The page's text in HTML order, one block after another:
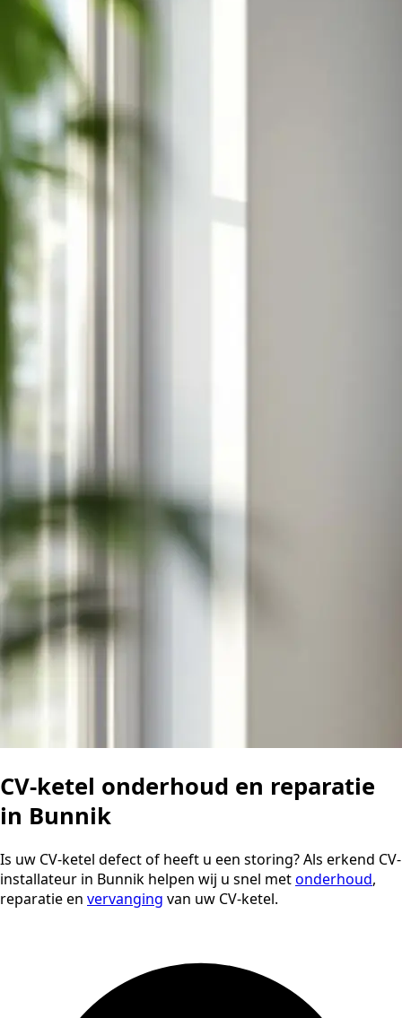
CV-ketel onderhoud en reparatie
in Bunnik
Is uw CV-ketel defect of heeft u een storing? Als erkend CV-
installateur in Bunnik helpen wij u snel metonderhoud,
reparatie en vervanging van uw CV-ketel.